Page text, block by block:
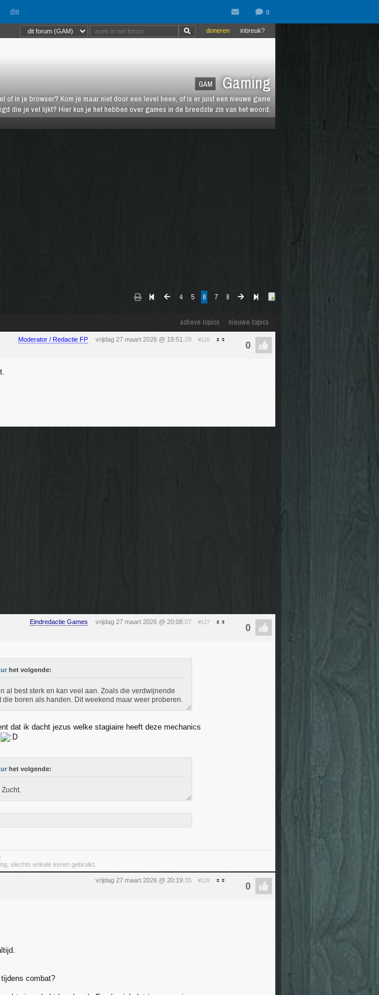
dm
GAM Gaming
of in je browser? Kom je maar niet door een level heen, of is er juist een nieuwe game
die je vet lijkt? Hier kun je het hebben over games in de breedste zin van het woord.
inbreuk?
doneren
4 5 6 7 8
actieve topics nieuwe topics
Moderator / Redactie FP vrijdag 27 maart 2026 @ 19:51 :29 #126
Eindredactie Games vrijdag 27 maart 2026 @ 20:08:07 #127
het volgende:
al best sterk en kan veel aan. Zoals die verdwijnende
boren als handen. Dit weekend maar weer proberen.
dat ik dacht jezus welke stagiaire heeft deze mechanics
het volgende:
slechts enkele keren gebruikt.
vrijdag 27 maart 2026 @ 20:19:35 #128
combat?